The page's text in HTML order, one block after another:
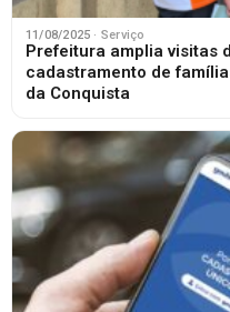
11/08/2025 · Serviço
Prefeitura amplia visitas
cadastramento de
da Conquista